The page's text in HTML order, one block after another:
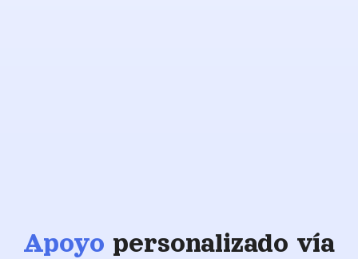
Apoyo personalizado vía